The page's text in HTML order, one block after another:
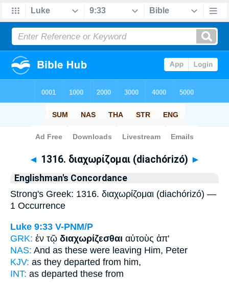
Bible>Strong's > Greek
◄ 1316. διαχωρίζομαι (diachórizó) ►
Englishman's Concordance
Strong's Greek: 1316. διαχωρίζομαι (diachórizó) —
1 Occurrence
Luke 9:33 V-PNM/P
GRK: ἐν τῷ διαχωρίζεσθαι αὐτοὺς ἀπ'
NAS: And as these were leaving Him, Peter
KJV: as they departed from him,
INT: as departed these from